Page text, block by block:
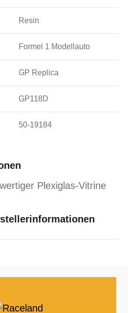
Resin
Formel 1 Modellauto
GP Replica
GP118D
50-19184
Plexiglas-Vitrine